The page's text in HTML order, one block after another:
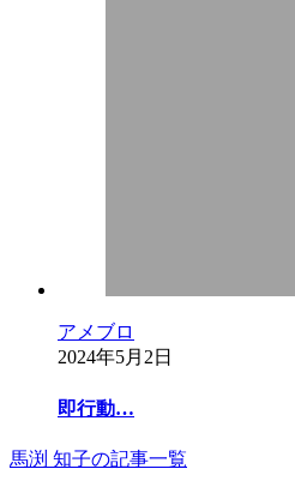
アメブロ
2024年5月2日
即行動…
馬渕 知子の記事一覧